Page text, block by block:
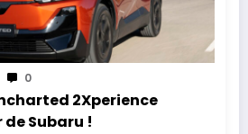
0
2Xperience
de Subaru !